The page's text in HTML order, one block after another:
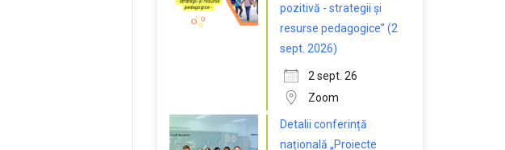
pozitivă - strategii și
resurse pedagogice” (2
sept. 2026)
2 sept. 26
Zoom
Detalii conferință
națională „Proiecte